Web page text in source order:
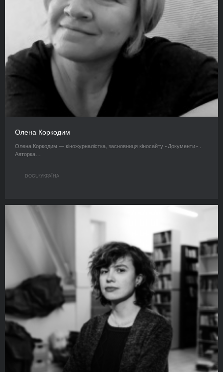
Олена Коркодим
Олена Коркодим — кіножурналістка, засновниця кіносайту «Документи» .
Авторка…
DOCU/УКРАЇНА